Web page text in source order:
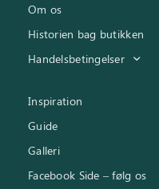
Om os
Historien bag butikken
Handelsbetingelser
Inspiration
Guide
Galleri
Facebook Side – følg os